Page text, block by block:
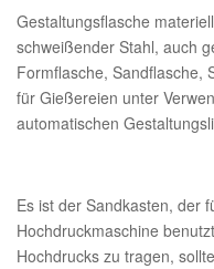
Gestaltungsflasche
schweißender Stahl, auch
Formflasche, Sandflasche,
für Gießereien unter
automatischen
Es ist der Sandkasten, der
Hochdruckmaschine
Hochdrucks zu tragen,